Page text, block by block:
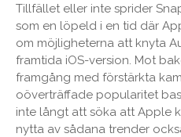
Tillfället eller inte sprider
som en löpeld i en tid där
om möjligheterna att knyta
framtida iOS-version. Mot
framgång med förstärkta
oöverträffade popularitet
inte långt att söka att Apple
nytta av sådana trender